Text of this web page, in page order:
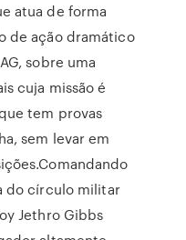
atua de forma
de ação dramático
sobre uma
cuja missão é
tem provas
sem levar em
do círculo militar
Jethro Gibbs